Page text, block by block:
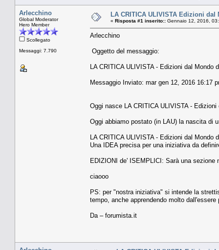
Arlecchino
Global Moderator
Hero Member
Scollegato
Messaggi: 7.790
LA CRITICA ULIVISTA Edizioni
« Risposta #1 inserito:: Gennaio 12, 2016,
Arlecchino
Oggetto del messaggio:
LA CRITICA ULIVISTA - Edizioni dal Mondo
Messaggio Inviato: mar gen 12, 2016 16:17
Oggi nasce LA CRITICA ULIVISTA -
Oggi abbiamo postato (in LAU) la nascita di
LA CRITICA ULIVISTA - Edizioni dal Mondo
Una IDEA precisa per una iniziativa da
EDIZIONI de' ISEMPLICI: Sarà una sezione
ciaooo
PS: per "nostra iniziativa" si intende la
tempo, anche apprendendo molto
Da – forumista.it